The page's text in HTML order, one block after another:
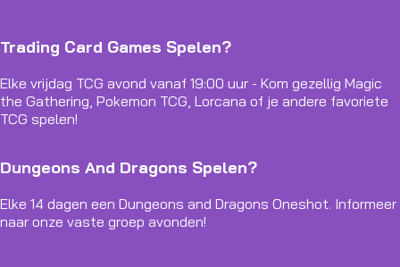
Trading Card Games Spelen?
Elke vrijdag TCG avond vanaf 19:00 uur - Kom gezellig Magic
the Gathering, Pokemon TCG, Lorcana of je andere favoriete
TCG spelen!
Dungeons And Dragons Spelen?
Elke 14 dagen een Dungeons and Dragons Oneshot. Informeer
naar onze vaste groep avonden!